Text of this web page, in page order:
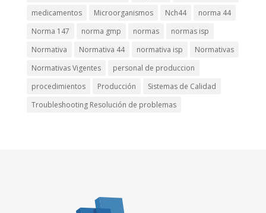
medicamentos
Microorganismos Nch44
norma 44
Norma 147
norma gmp normas
normas isp
Normativa
Normativa 44 normativa isp
Normativas
Normativas Vigentes
personal de produccion
procedimientos
Producción
Sistemas de Calidad
Troubleshooting Resolución de problemas